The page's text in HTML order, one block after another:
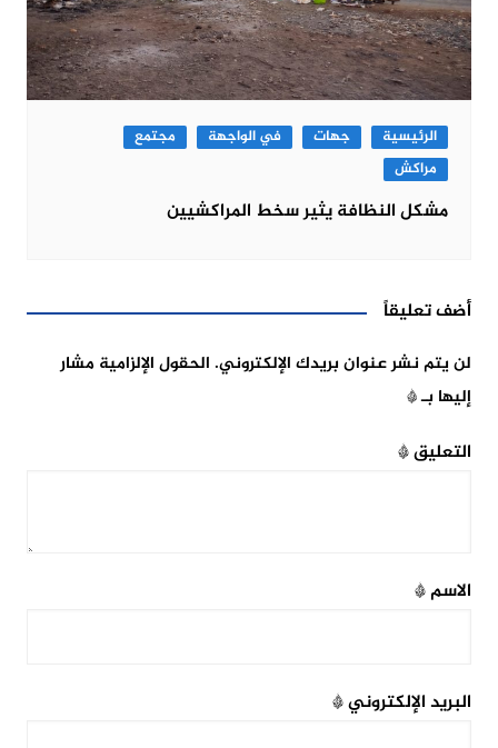
الرئيسية جهات في الواجهة
مجتمع
مراكش
مشكل النظافة يثير سخط المراكشيين
أضف تعليقاً
لن يتم نشر عنوان بريدك الإلكتروني. الحقول الإلزامية مشار
إليها بـ*
التعليق*
الاسم*
البريد الإلكتروني*